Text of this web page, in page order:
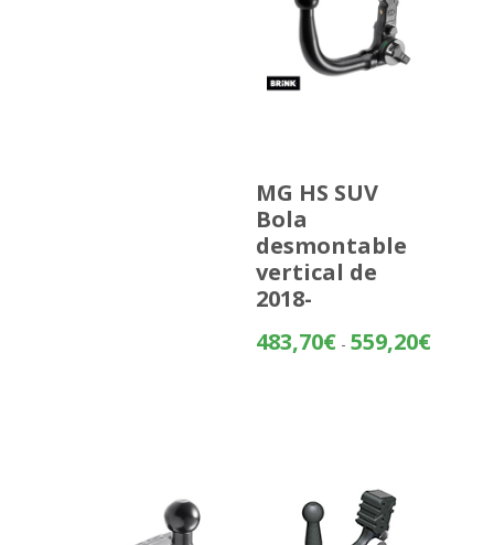
MG HS SUV
Bola
desmontable
vertical de
2018-
483,70€ - 559,20€Rango